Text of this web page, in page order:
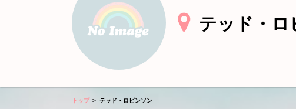
テッド・ロ
トップ テッド・ロビンソン